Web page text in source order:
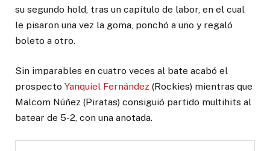
su segundo hold, tras un capítulo de labor, en el cual
le pisaron una vez la goma, ponchó a uno y regaló
boleto a otro.
Sin imparables en cuatro veces al bate acabó el
prospecto Yanquiel Fernández (Rockies) mientras que
Malcom Núñez (Piratas) consiguió partido multihits al
batear de 5-2, con una anotada.